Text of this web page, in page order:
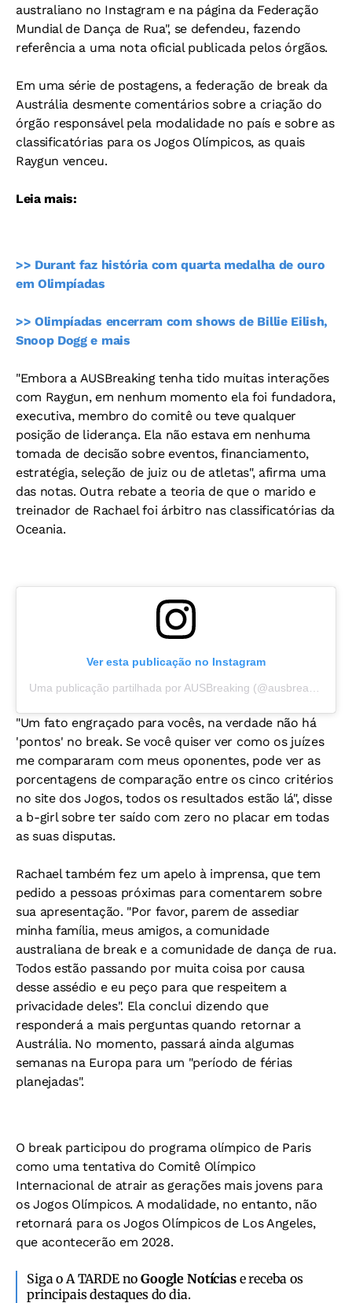
australiano no Instagram e na página da Federação
Mundial de Dança de Rua", se defendeu, fazendo
referência a uma nota oficial publicada pelos órgãos.
Em uma série de postagens, a federação de break da
Austrália desmente comentários sobre a criação do
órgão responsável pela modalidade no país e sobre as
classificatórias para os Jogos Olímpicos, as quais
Raygun venceu.
Leia mais:
>> Durant faz história com quarta medalha de ouro
em Olimpíadas
>> Olimpíadas encerram com shows de Billie Eilish,
Snoop Dogg e mais
"Embora a AUSBreaking tenha tido muitas interações
com Raygun, em nenhum momento ela foi fundadora,
executiva, membro do comitê ou teve qualquer
posição de liderança. Ela não estava em nenhuma
tomada de decisão sobre eventos, financiamento,
estratégia, seleção de juiz ou de atletas", afirma uma
das notas. Outra rebate a teoria de que o marido e
treinador de Rachael foi árbitro nas classificatórias da
Oceania.
Ver esta publicação no Instagram
"Um fato engraçado para vocês, na verdade não há
'pontos' no break. Se você quiser ver como os juízes
me compararam com meus oponentes, pode ver as
porcentagens de comparação entre os cinco critérios
no site dos Jogos, todos os resultados estão lá", disse
a b-girl sobre ter saído com zero no placar em todas
as suas disputas.
Rachael também fez um apelo à imprensa, que tem
pedido a pessoas próximas para comentarem sobre
sua apresentação. "Por favor, parem de assediar
minha família, meus amigos, a comunidade
australiana de break e a comunidade de dança de rua.
Todos estão passando por muita coisa por causa
desse assédio e eu peço para que respeitem a
privacidade deles". Ela conclui dizendo que
responderá a mais perguntas quando retornar a
Austrália. No momento, passará ainda algumas
semanas na Europa para um "período de férias
planejadas".
O break participou do programa olímpico de Paris
como uma tentativa do Comitê Olímpico
Internacional de atrair as gerações mais jovens para
os Jogos Olímpicos. A modalidade, no entanto, não
retornará para os Jogos Olímpicos de Los Angeles,
que acontecerão em 2028.
Siga o A TARDE noGoogle Notíciase receba os
principais destaques do dia.